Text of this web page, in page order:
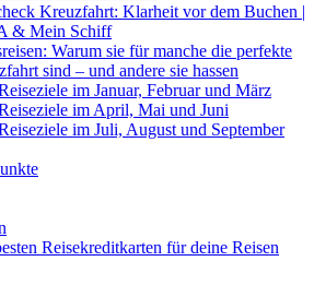
Kreuzfahrt: Klarheit vor dem Buchen |
& Mein Schiff
Warum sie für manche die perfekte
sind – und andere sie hassen
im Januar, Februar und März
im April, Mai und Juni
im Juli, August und September
Reisekreditkarten für deine Reisen